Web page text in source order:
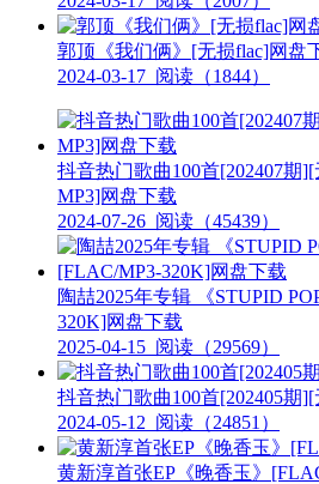
郭顶《我们俩》[无损flac]网盘
2024-03-17 阅读（1844）
抖音热门歌曲100首[202407期
MP3]网盘下载
2024-07-26 阅读（45439）
陶喆2025年专辑 《STUPID
320K]网盘下载
2025-04-15 阅读（29569）
抖音热门歌曲100首[202405期
2024-05-12 阅读（24851）
黄新淳首张EP《晚香玉》